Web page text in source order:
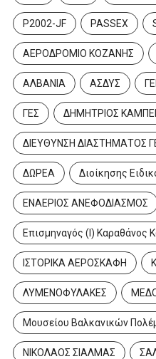
P2002-JF PASSEX
ΑΕΡΟΔΡΟΜΙΟ ΚΟΖΑΝΗΣ
ΑΛΒΑΝΙΑ ΑΣΔΥΣ
ΓΕΣ ΔΗΜΗΤΡΙΟΣ
ΔΙΕΥΘΥΝΣΗ ΔΙΑΣΤΗΜΑΤΟΣ
ΔΩΡΕΑ Διοίκησης
ΕΝΑΕΡΙΟΣ ΑΝΕΦΟΔΙΑΣΜΟΣ
Επισμηναγός (Ι) Καραθάνος
ΙΣΤΟΡΙΚΑ ΑΕΡΟΣΚΑΦΗ
ΛΥΜΕΝΟΦΥΛΑΚΕΣ
Μουσείου Βαλκανικών
ΝΙΚΟΛΑΟΣ ΣΙΑΛΜΑΣ